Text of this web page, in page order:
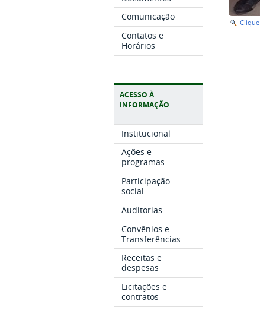
Comunicação
Contatos e
Horários
ACESSO À
INFORMAÇÃO
Institucional
Ações e
programas
Participação
social
Auditorias
Convênios e
Transferências
Receitas e
despesas
Licitações e
contratos